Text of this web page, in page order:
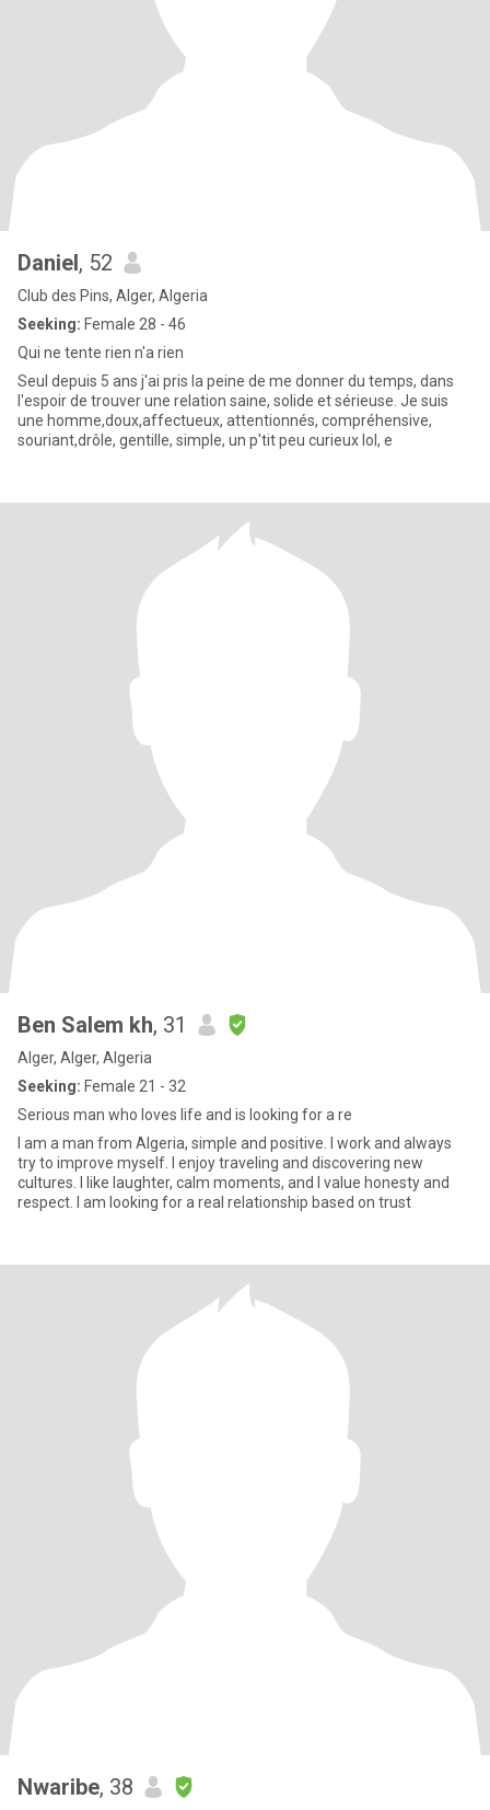
Daniel, 52
Club des Pins, Alger, Algeria
Seeking: Female 28 - 46
Qui ne tente rien n'a rien
Seul depuis 5 ans j'ai pris la peine de me donner du temps, dans
l'espoir de trouver une relation saine, solide et sérieuse. Je suis
une homme,doux,affectueux, attentionnés, compréhensive,
souriant,drôle, gentille, simple, un p'tit peu curieux lol, e
Ben Salem kh, 31
Alger, Alger, Algeria
Seeking: Female 21 - 32
Serious man who loves life and is looking for a re
I am a man from Algeria, simple and positive. I work and always
try to improve myself. I enjoy traveling and discovering new
cultures. I like laughter, calm moments, and I value honesty and
respect. I am looking for a real relationship based on trust
Nwaribe, 38